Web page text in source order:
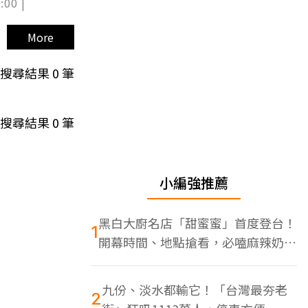
More
搜尋結果0筆
搜尋結果0筆
小編強推薦
1黑白大廚名店「甜蜜蜜」首度登台！
開幕時間、地點搶看，必嗑麻辣奶油
蝦
2九份、淡水都輸它！「台灣最夯老